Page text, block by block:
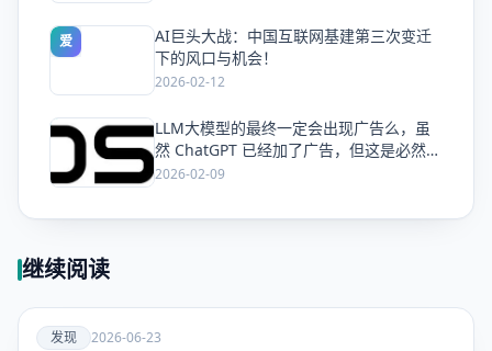
爱
AI巨头大战：中国互联网基建第三次变迁
下的风口与机会！
2026-02-12
爱
LLM大模型的最终一定会出现广告么，虽
然 ChatGPT 已经加了广告，但这是必然终
局么？
2026-02-09
继续阅读
爱
发现 2026-06-23